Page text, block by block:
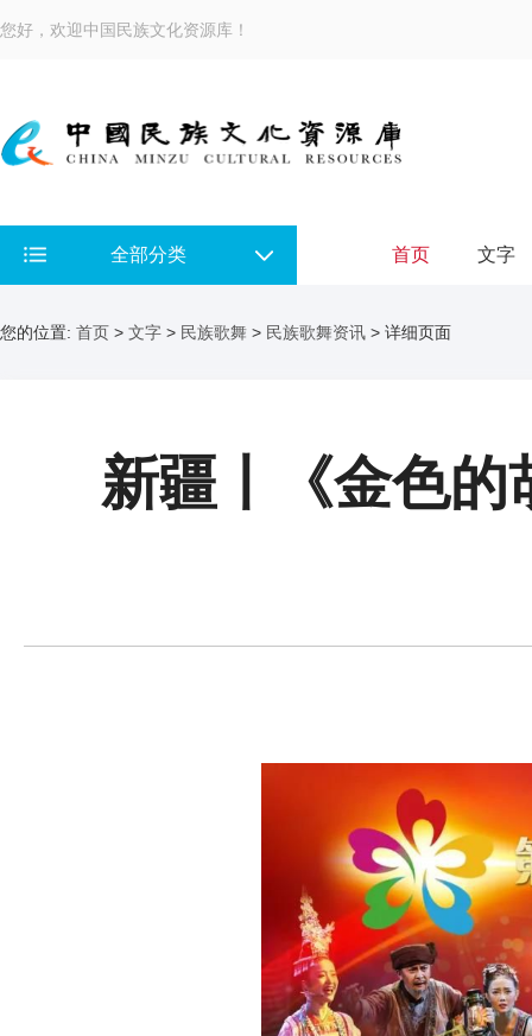
您好，欢迎中国民族文化资源库！
全部分类 首页 文字
您的位置: 首页 > 文字 > 民族歌舞 > 民族歌舞资讯 > 详细页面
新疆丨《金色的